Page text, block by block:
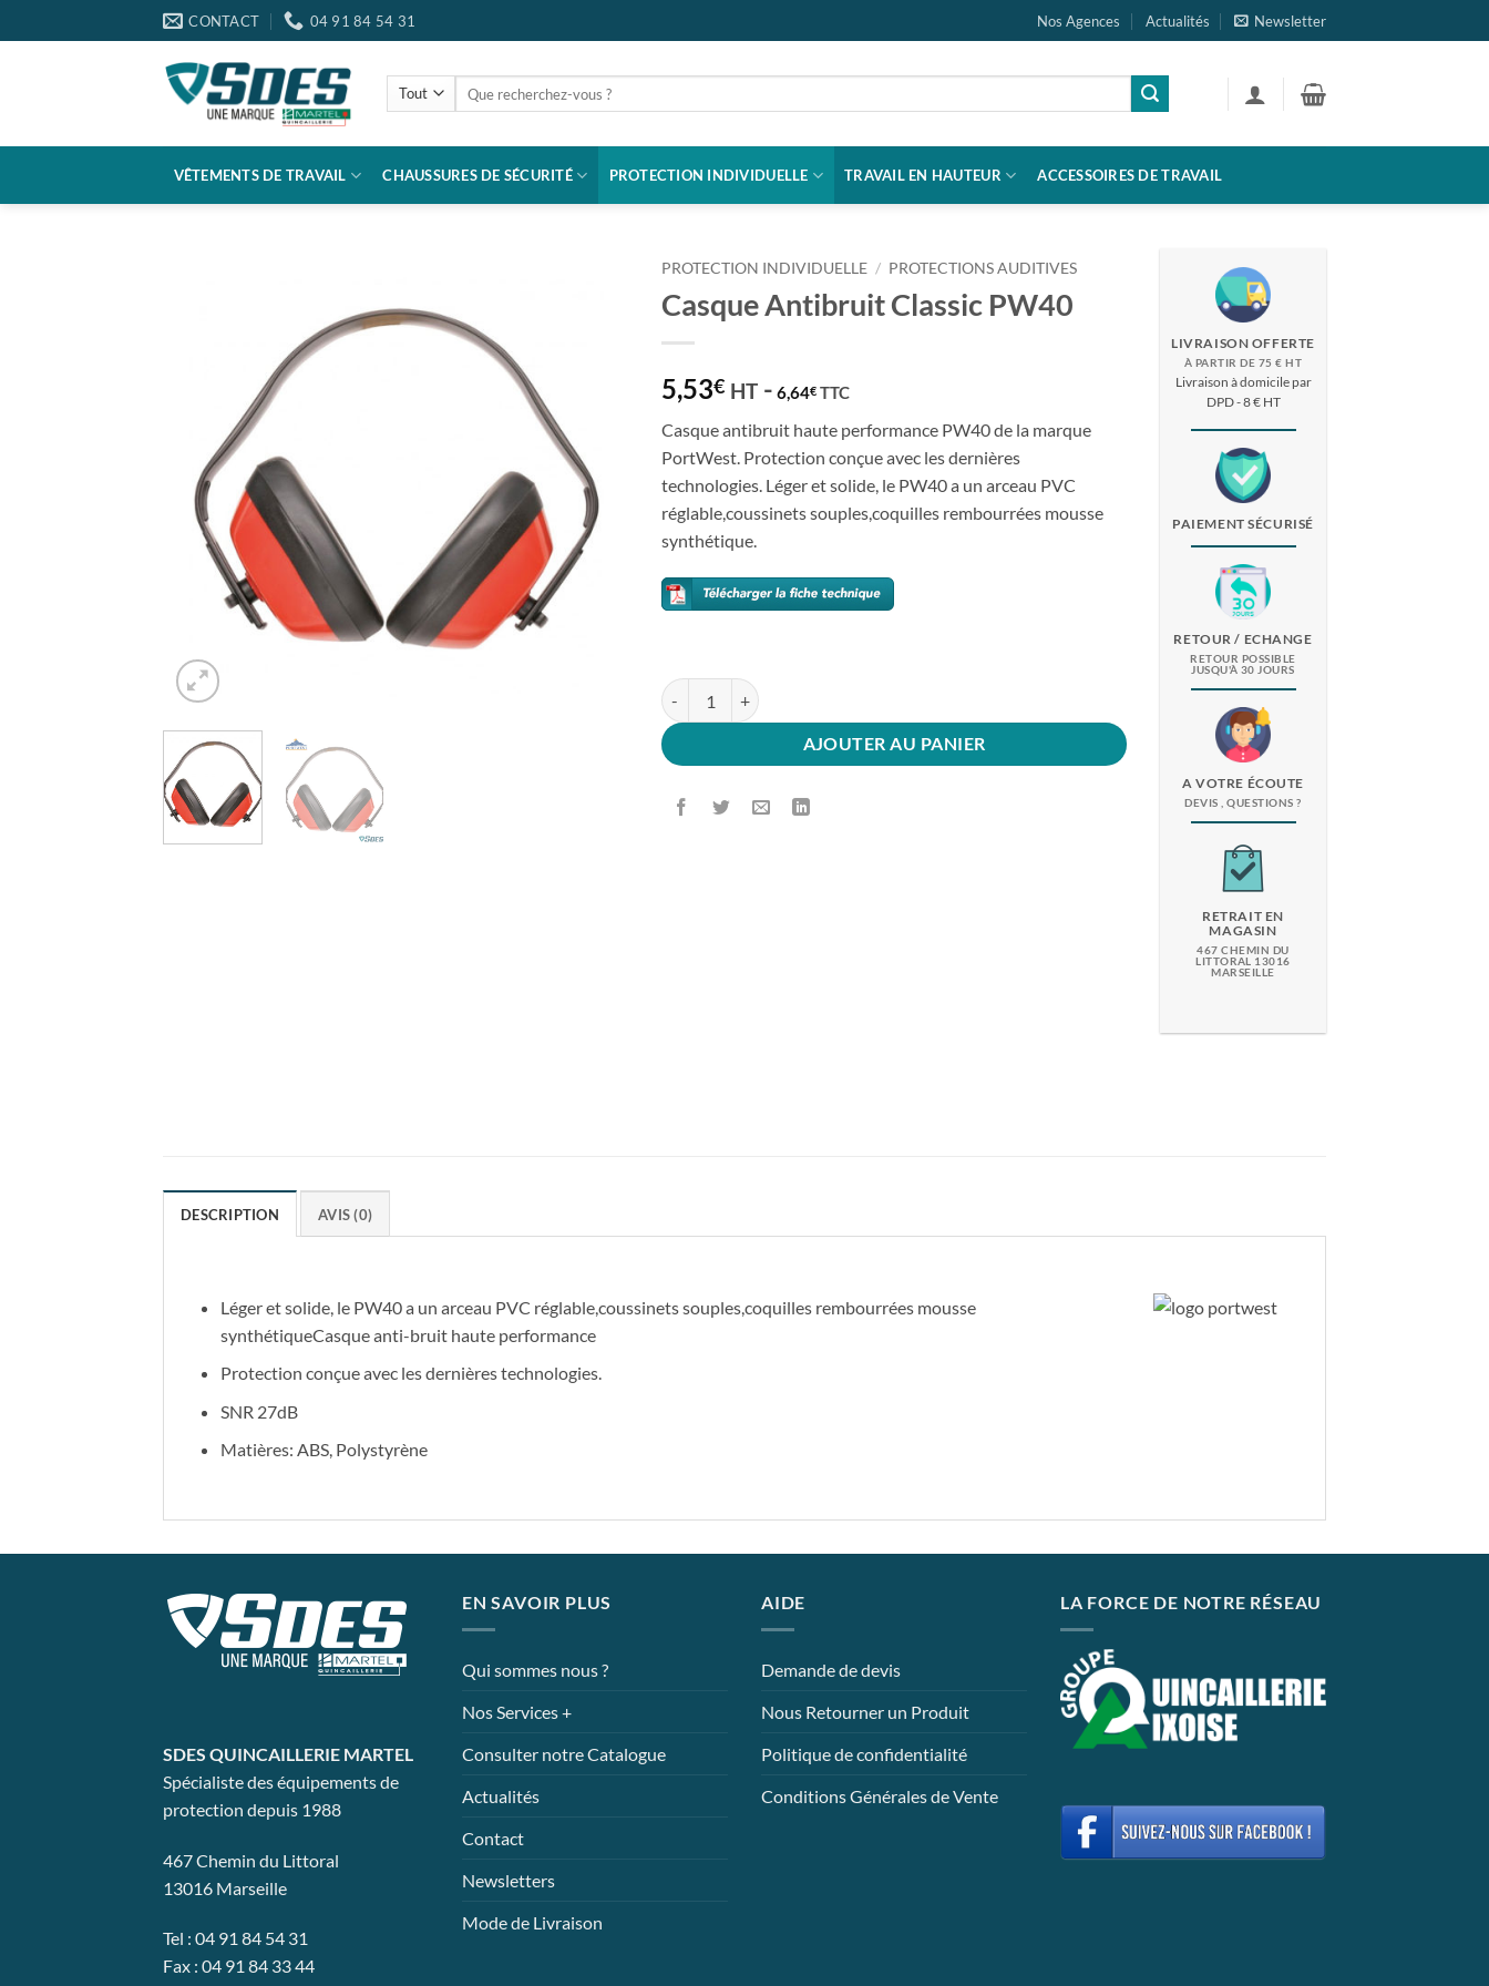
au
CONTACT 04 91 84 54 31 Nos Agences Actualités Newsletter
pour :
VÊTEMENTS DE TRAVAIL CHAUSSURES DE SÉCURITÉ PROTECTION INDIVIDUELLE TRAVAIL EN HAUTEUR ACCESSOIRES DE TRAVAIL
PROTECTION INDIVIDUELLE / PROTECTIONS AUDITIVES
Casque Antibruit Classic PW40
5,53€ HT - 6,64€ TTC
Casque antibruit haute performance PW40 de la marque
PortWest. Protection conçue avec les dernières
technologies. Léger et solide, le PW40 a un arceau PVC
réglable,coussinets souples,coquilles rembourrées mousse
synthétique.
quantité de Casque Antibruit Classic PW40
AJOUTER AU PANIER
LIVRAISON OFFERTE
À PARTIR DE 75 € HT
Livraison à domicile par
DPD - 8 € HT
PAIEMENT SÉCURISÉ
RETOUR / ECHANGE
RETOUR POSSIBLE
JUSQU'À 30 JOURS
A VOTRE ÉCOUTE
DEVIS , QUESTIONS ?
RETRAIT EN
MAGASIN
467 CHEMIN DU
LITTORAL 13016
MARSEILLE
DESCRIPTION AVIS (0)
Léger et solide, le PW40 a un arceau PVC réglable,coussinets souples,coquilles rembourrées mousse
synthétiqueCasque anti-bruit haute performance
Protection conçue avec les dernières technologies.
SNR 27dB
Matières: ABS, Polystyrène
SDES QUINCAILLERIE MARTEL
Spécialiste des équipements de
protection depuis 1988
467 Chemin du Littoral
13016 Marseille
Tel : 04 91 84 54 31
Fax : 04 91 84 33 44
EN SAVOIR PLUS
Qui sommes nous ?
Nos Services +
Consulter notre Catalogue
Actualités
Contact
Newsletters
Mode de Livraison
AIDE
Demande de devis
Nous Retourner un Produit
Politique de confidentialité
Conditions Générales de Vente
LA FORCE DE NOTRE RÉSEAU